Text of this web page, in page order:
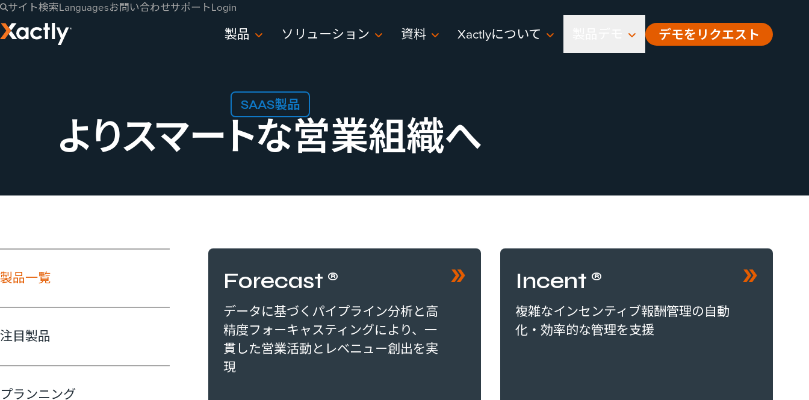
サイト検索Languagesお問い合わせサポートLogin
製品 ソリューション 資料 Xactlyについて デモをリクエスト
SAAS製品
より​スマートな​営業組織へ
製品一覧
注目製品
プランニング
Forecast®
データに基づくパイプライン分析と高
精度フォーキャスティングにより、一
貫した営業活動とレベニュー創出を実
現
Incent®
複雑なインセンティブ報酬管理の自動
化・効率的な管理を支援